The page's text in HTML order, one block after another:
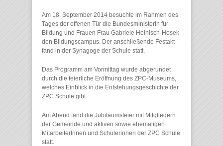
Am 18. September 2014 besuchte im Rahmen des
Tages der offenen Tür die Bundesministerin für
Bildung und Frauen Frau Gabriele Heinisch-Hosek
den Bildungscampus. Der anschließende Festakt
fand in der Synagoge der Schule statt.
Das Programm am Vormittag wurde abgerundet
durch die feierliche Eröffnung des ZPC-Museums,
welches Einblick in die Entstehungsgeschichte der
ZPC Schule gibt.
Am Abend fand die Jubiläumsfeier mit Mitgliedern
der Gemeinde und aktiven sowie ehemaligen
MitarbeiterInnen und Schülerinnen der ZPC Schule
statt.